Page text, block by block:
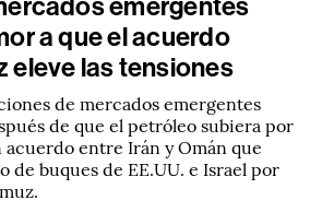
emergentes
a que el acuerdo
eleve las tensiones
de mercados emergentes
de que el petróleo subiera por
entre Irán y Omán que
de buques de EE.UU. e Israel por